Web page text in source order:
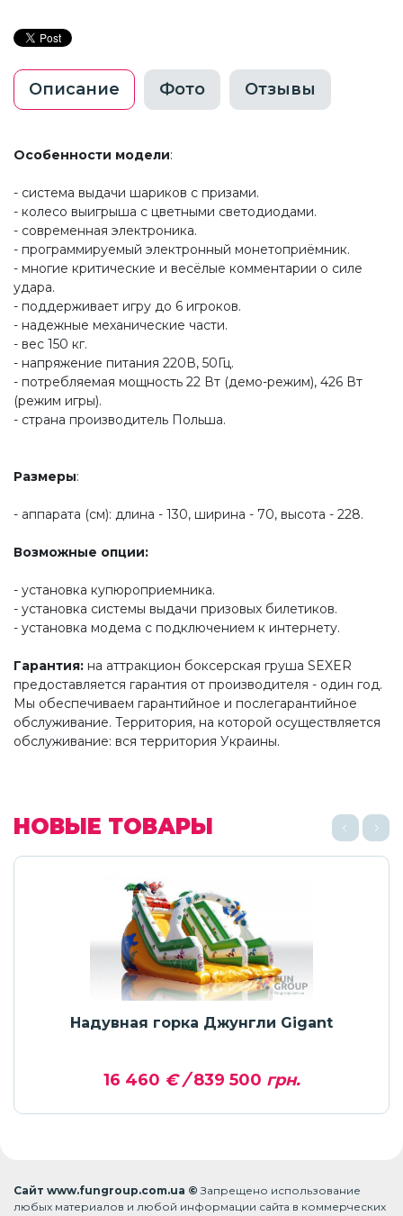
Описание Фото Отзывы
Особенности модели:
- система выдачи шариков с призами.
- колесо выигрыша с цветными светодиодами.
- современная электроника.
- программируемый электронный монетоприёмник.
- многие критические и весёлые комментарии о силе
удара.
- поддерживает игру до 6 игроков.
- надежные механические части.
- вес 150 кг.
- напряжение питания 220В, 50Гц.
- потребляемая мощность 22 Вт (демо-режим), 426 Вт
(режим игры).
- страна производитель Польша.
Размеры:
- аппарата (см): длина - 130, ширина - 70, высота - 228.
Возможные опции:
- установка купюроприемника.
- установка системы выдачи призовых билетиков.
- установка модема с подключением к интернету.
Гарантия: на аттракцион боксерская груша SEXER
предоставляется гарантия от производителя - один год.
Мы обеспечиваем гарантийное и послегарантийное
обслуживание. Территория, на которой осуществляется
обслуживание: вся территория Украины.
НОВЫЕ ТОВАРЫ
Надувная горка Джунгли Gigant
16 460 € /839 500 грн.
Сайт www.fungroup.com.ua ©Запрещено использование
любых материалов и любой информации сайта в коммерческих